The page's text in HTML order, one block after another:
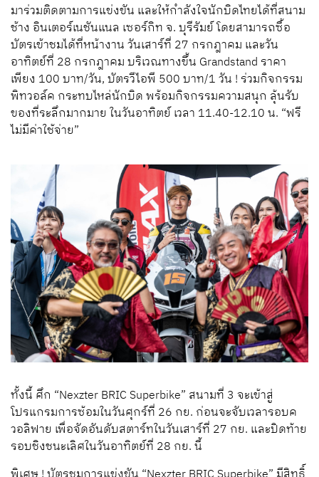
มาร่วมติดตามการแข่งขัน และให้กำลังใจนักบิดไทยได้ที่สนาม
ช้าง อินเตอร์เนชันแนล เซอร์กิท จ. บุรีรัมย์ โดยสามารถซื้อ
บัตรเข้าชมได้ที่หน้างาน วันเสาร์ที่ 27 กรกฎาคม และวัน
อาทิตย์ที่ 28 กรกฎาคม บริเวณทางขึ้น Grandstand ราคา
เพียง 100 บาท/วัน, บัตรวีไอพี 500 บาท/1 วัน ! ร่วมกิจกรรม
พิทวอล์ค กระทบไหล่นักบิด พร้อมกิจกรรมความสนุก ลุ้นรับ
ของที่ระลึกมากมาย ในวันอาทิตย์ เวลา 11.40-12.10 น. “ฟรี
ไม่มีค่าใช้จ่าย”
ทั้งนี้ ศึก “Nexzter BRIC Superbike” สนามที่ 3 จะเข้าสู่
โปรแกรมการซ้อมในวันศุกร์ที่ 26 กย. ก่อนจะจับเวลารอบค
วอลิฟาย เพื่อจัดอันดับสตาร์ทในวันเสาร์ที่ 27 กย. และปิดท้าย
รอบชิงชนะเลิศในวันอาทิตย์ที่ 28 กย. นี้